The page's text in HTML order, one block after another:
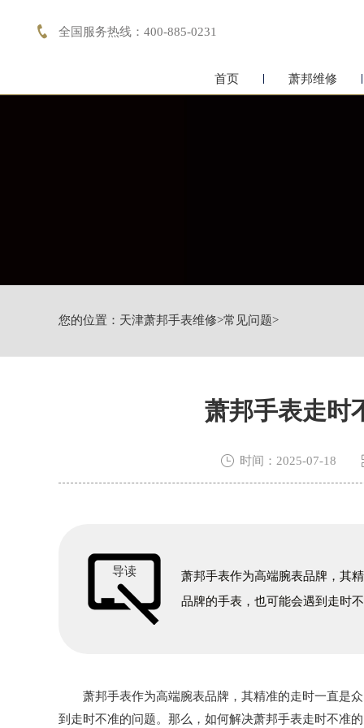
 全国服务热线：400-885-0231
首页 萧邦维修
您的位置： 天津萧邦手表维修>常见问题>
萧邦手表走时
 时间：2025-07-18
导读
萧邦手表作为高端腕表品牌，其
品牌的手表，也可能会遇到走时
萧邦手表作为高端腕表品牌，其精准的走时一直是众
到走时不准的问题。那么，如何解决萧邦手表走时不准